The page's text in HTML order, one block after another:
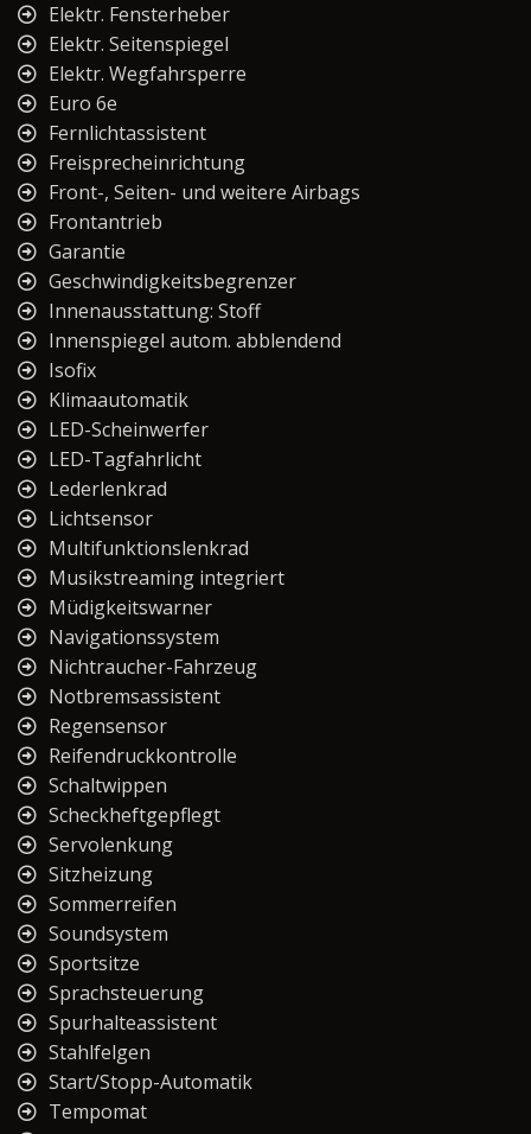
Elektr. Fensterheber
Elektr. Seitenspiegel
Elektr. Wegfahrsperre
Euro 6e
Fernlichtassistent
Freisprecheinrichtung
Front-, Seiten- und weitere Airbags
Frontantrieb
Garantie
Geschwindigkeitsbegrenzer
Innenausstattung: Stoff
Innenspiegel autom. abblendend
Isofix
Klimaautomatik
LED-Scheinwerfer
LED-Tagfahrlicht
Lederlenkrad
Lichtsensor
Multifunktionslenkrad
Musikstreaming integriert
Müdigkeitswarner
Navigationssystem
Nichtraucher-Fahrzeug
Notbremsassistent
Regensensor
Reifendruckkontrolle
Schaltwippen
Scheckheftgepflegt
Servolenkung
Sitzheizung
Sommerreifen
Soundsystem
Sportsitze
Sprachsteuerung
Spurhalteassistent
Stahlfelgen
Start/Stopp-Automatik
Tempomat